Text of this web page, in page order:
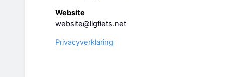
Website
website@ligfiets.net
Privacyverklaring